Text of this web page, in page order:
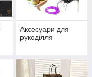
Аксесуари для
рукоділля